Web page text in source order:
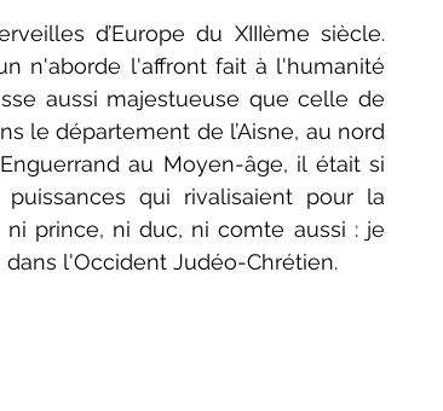
d’Europe du XIIIème siècle.
n'aborde l'affront fait à l'humanité
aussi majestueuse que celle de
le département de l’Aisne, au nord
au Moyen-âge, il était si
qui rivalisaient pour la
prince, ni duc, ni comte aussi : je
l'Occident Judéo-Chrétien.